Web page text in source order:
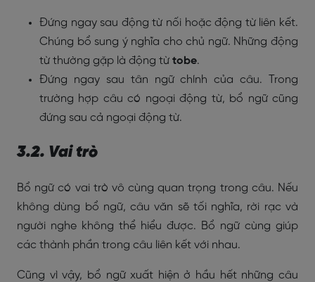
Đứng ngay sau động từ nối hoặc động từ liên kết.
Chúng bổ sung ý nghĩa cho chủ ngữ. Những động
từ thường gặp là động từ tobe.
Đứng ngay sau tân ngữ chính của câu. Trong
trường hợp câu có ngoại động từ, bổ ngữ cũng
đứng sau cả ngoại động từ.
3.2. Vai trò
Bổ ngữ có vai trò vô cùng quan trọng trong câu. Nếu
không dùng bổ ngữ, câu văn sẽ tối nghĩa, rời rạc và
người nghe không thể hiểu được. Bổ ngữ cùng giúp
các thành phần trong câu liên kết với nhau.
Cũng vì vậy, bổ ngữ xuất hiện ở hầu hết những câu